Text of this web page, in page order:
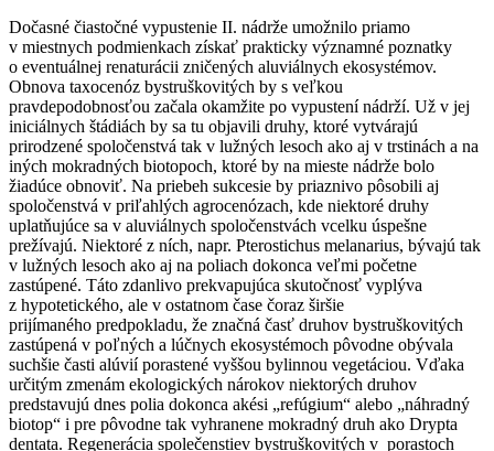
Dočasné čiastočné vypustenie II. nádrže umožnilo priamo
v miestnych podmienkach získať prakticky významné poznatky
o eventuálnej renaturácii zničených aluviálnych ekosystémov.
Obnova taxocenóz bystruškovitých by s veľkou
pravdepodobnosťou začala okamžite po vypustení nádrží. Už v jej
iniciálnych štádiách by sa tu objavili druhy, ktoré vytvárajú
prirodzené spoločenstvá tak v lužných lesoch ako aj v trstinách a na
iných mokradných biotopoch, ktoré by na mieste nádrže bolo
žiadúce obnoviť. Na priebeh sukcesie by priaznivo pôsobili aj
spoločenstvá v priľahlých agrocenózach, kde niektoré druhy
uplatňujúce sa v aluviálnych spoločenstvách vcelku úspešne
prežívajú. Niektoré z ních, napr. Pterostichus melanarius, bývajú tak
v lužných lesoch ako aj na poliach dokonca veľmi početne
zastúpené. Táto zdanlivo prekvapujúca skutočnosť vyplýva
z hypotetického, ale v ostatnom čase čoraz širšie
prijímaného predpokladu, že značná časť druhov bystruškovitých
zastúpená v poľných a lúčnych ekosystémoch pôvodne obývala
suchšie časti alúvií porastené vyššou bylinnou vegetáciou. Vďaka
určitým zmenám ekologických nárokov niektorých druhov
predstavujú dnes polia dokonca akési „refúgium“ alebo „náhradný
biotop“ i pre pôvodne tak vyhranene mokradný druh ako Drypta
dentata. Regenerácia společenstiev bystruškovitých v porastoch